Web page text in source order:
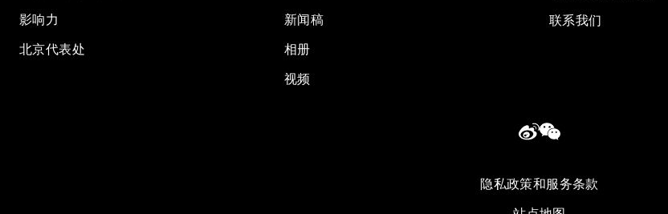
影响力
北京代表处
新闻稿
相册
视频
联系我们
隐私政策和服务条款